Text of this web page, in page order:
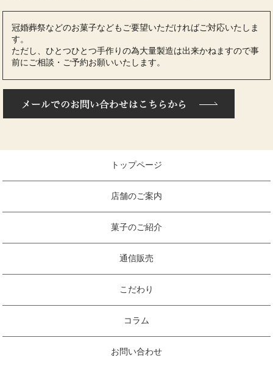
冠婚葬祭などのお菓子などもご要望いただければご対応いたしま
す。
ただし、ひとつひとつ手作りの為大量製造は出来かねますので事
前にご相談・ご予約お願いいたします。
トップページ
店舗のご案内
菓子のご紹介
通信販売
こだわり
コラム
お問い合わせ